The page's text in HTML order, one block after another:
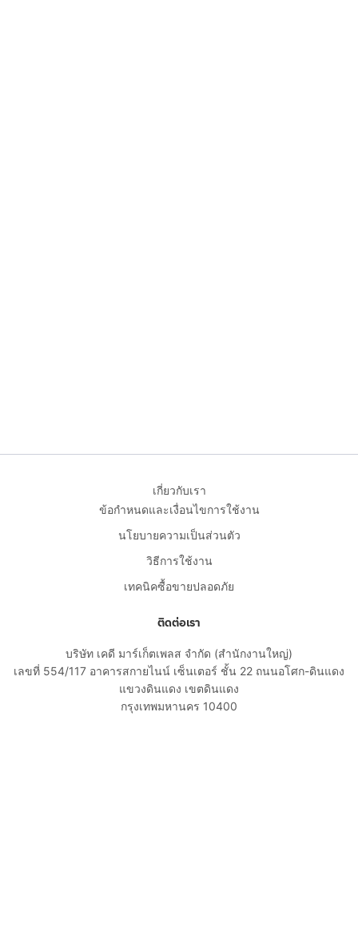
เกี่ยวกับเรา
ข้อกำหนดและเงื่อนไขการใช้งาน
นโยบายความเป็นส่วนตัว
วิธีการใช้งาน
เทคนิคซื้อขายปลอดภัย
ติดต่อเรา
บริษัท เคดี มาร์เก็ตเพลส จำกัด (สำนักงานใหญ่)
เลขที่ 554/117 อาคารสกายไนน์ เซ็นเตอร์ ชั้น 22 ถนนอโศก-ดินแดง
แขวงดินแดง เขตดินแดง
กรุงเทพมหานคร 10400